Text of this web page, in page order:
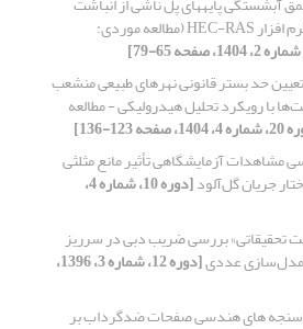
مواد شناور با استفاده ازنرم افزار HEC-RAS (مطالعه موردی:
حد بستر قانونی نهرهای طبیعی منشعب
با رویکرد تحلیل هیدرولیکی - مطالعه
123-136]
مشاهدات آزمایشگاهی تأثیر مانع مثلثی
جریان گل‌آلود [دوره 10، شماره 4،
تحقیقاتی» بررسی ضریب دبی در سرریز
مدل‌سازی عددی [دوره 12، شماره 3، 1396،
های هندسی صفحات ضدگرداب بر